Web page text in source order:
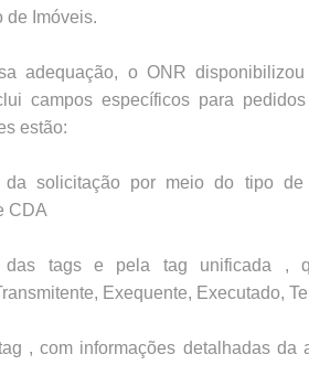
de Imóveis.
adequação, o ONR
campos específicos para
estão:
da solicitação por meio do tipo
CDA
das tags e pela tag unificada ,
Exequente, Executado,
, com informações detalhadas da